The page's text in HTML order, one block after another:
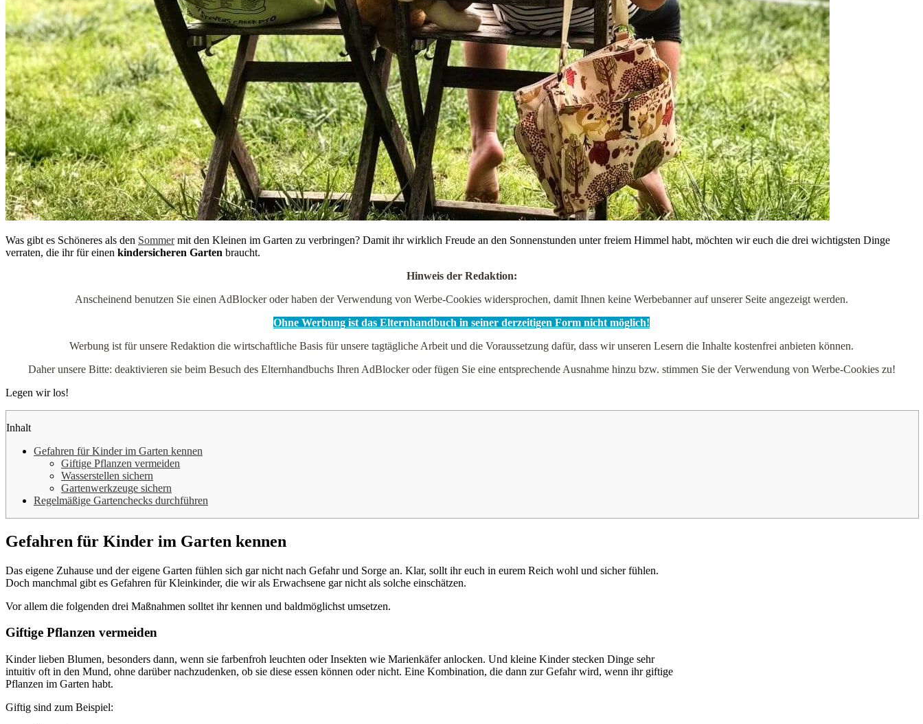
Was gibt es Schöneres als den Sommermit den Kleinen im Garten zu verbringen? Damit ihr wirklich Freude an den Sonnenstunden unter freiem Himmel habt, möchten wir euch die drei wichtigsten Dinge
verraten, die ihr für einen kindersicheren Garten braucht.
Hinweis der Redaktion:
Anscheinend benutzen Sie einen AdBlocker oder haben der Verwendung von Werbe-Cookies widersprochen, damit Ihnen keine Werbebanner auf unserer Seite angezeigt werden.
Ohne Werbung ist das Elternhandbuch in seiner derzeitigen Form nicht möglich!
Werbung ist für unsere Redaktion die wirtschaftliche Basis für unsere tagtägliche Arbeit und die Voraussetzung dafür, dass wir unseren Lesern die Inhalte kostenfrei anbieten können.
Daher unsere Bitte: deaktivieren sie beim Besuch des Elternhandbuchs Ihren AdBlocker oder fügen Sie eine entsprechende Ausnahme hinzu bzw. stimmen Sie der Verwendung von Werbe-Cookies zu!
Legen wir los!
Inhalt
Gefahren für Kinder im Garten kennen
Giftige Pflanzen vermeiden
Wasserstellen sichern
Gartenwerkzeuge sichern
Regelmäßige Gartenchecks durchführen
Gefahren für Kinder im Garten kennen
Das eigene Zuhause und der eigene Garten fühlen sich gar nicht nach Gefahr und Sorge an. Klar, sollt ihr euch in eurem Reich wohl und sicher fühlen.
Doch manchmal gibt es Gefahren für Kleinkinder, die wir als Erwachsene gar nicht als solche einschätzen.
Vor allem die folgenden drei Maßnahmen solltet ihr kennen und baldmöglichst umsetzen.
Giftige Pflanzen vermeiden
Kinder lieben Blumen, besonders dann, wenn sie farbenfroh leuchten oder Insekten wie Marienkäfer anlocken. Und kleine Kinder stecken Dinge sehr
intuitiv oft in den Mund, ohne darüber nachzudenken, ob sie diese essen können oder nicht. Eine Kombination, die dann zur Gefahr wird, wenn ihr giftige
Pflanzen im Garten habt.
Giftig sind zum Beispiel: